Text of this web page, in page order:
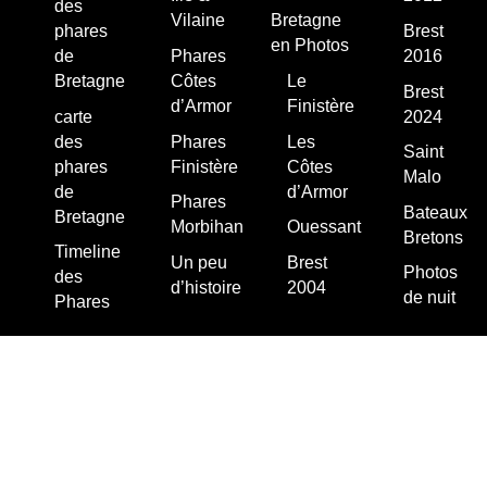
des
phares
de
Bretagne
carte
des
phares
de
Bretagne
Timeline
des
Phares
Vilaine
Phares
Côtes
d’Armor
Phares
Finistère
Phares
Morbihan
Un peu
d’histoire
Bretagne
en Photos
Le
Finistère
Les
Côtes
d’Armor
Ouessant
Brest
2004
Brest
2016
Brest
2024
Saint
Malo
Bateaux
Bretons
Photos
de nuit